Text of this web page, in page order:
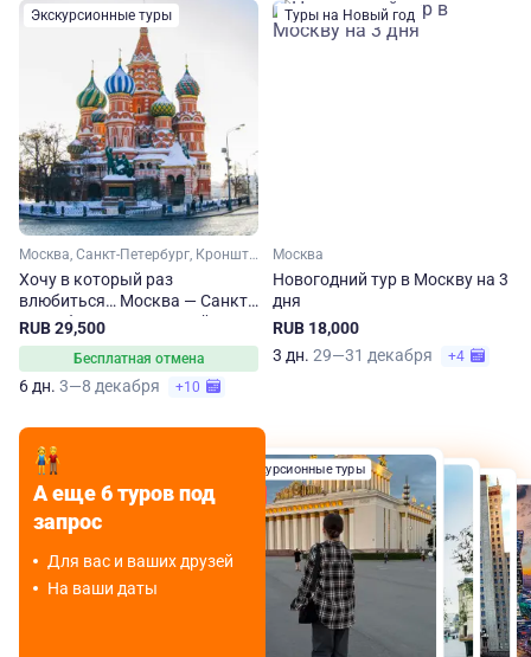
Экскурсионные туры
Москва, Санкт-Петербург, Кронштадт
Хочу в который раз
влюбиться… Москва — Санкт-
Петербург. Тур на 6 дней.
Осень-весна
RUB 29,500
Бесплатная отмена
6 дн. 3—8 декабря +10
Туры на Новый год
Москва
Новогодний тур в Москву на 3
дня
RUB 18,000
3 дн. 29—31 декабря +4
А еще 6 туров под
запрос
Для вас и ваших друзей
На ваши даты
Экскурсионные туры
Экскурсионные туры
Экскурсионные туры
Экскурсионные туры